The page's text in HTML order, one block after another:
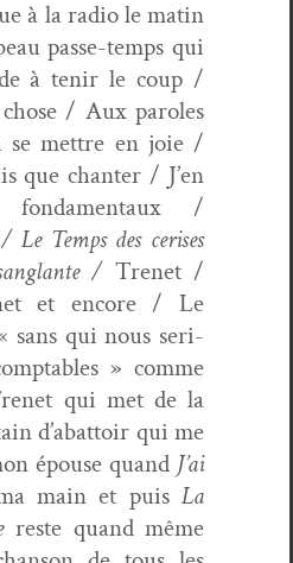
à la radio le matin
passe-temps qui
à tenir le coup /
/ Aux paroles
se met­tre en joie /
que chanter / J’en
/
Le Temps des ceris­es
/ Trenet /
et encore / Le
sans qui nous seri­
» comme
qui met de la
d’abattoir qui me
épouse quand J’ai
main et puisLa
reste quand même